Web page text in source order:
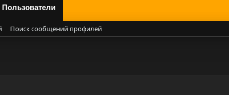
Пользователи
Поиск сообщений профилей